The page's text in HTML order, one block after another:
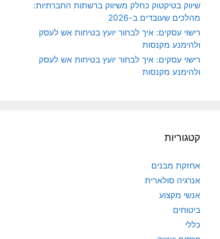
שיווק בטיקטוק כחלק משיווק ברשתות החברתיות:
מהלכים שעובדים ב-2026
רישוי עסקים: איך לבחור יועץ בטיחות אש לעסק
ולהימנע מקנסות
רישוי עסקים: איך לבחור יועץ בטיחות אש לעסק
ולהימנע מקנסות
קטגוריות
אחזקת מבנים
אנרגיה סולארית
אנשי מקצוע
ביטוחים
כללי